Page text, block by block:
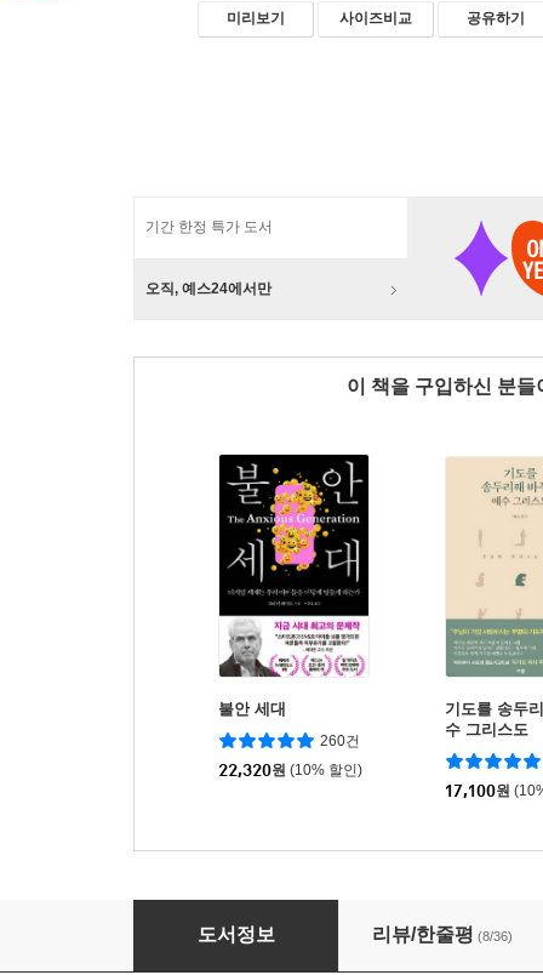
미리보기 사이즈비교 공유하기
기간 한정 특가 도서
오직, 예스24에서만
이 책을 구입하신 분
불안 세대
260건
22,320원 (10% 할인)
기도를 송두
수 그리스도
17,100원
하나님의 DNA
도서정보 리뷰/한줄평 (8/36)